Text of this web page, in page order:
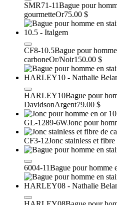
SMR71-11Bague pour
gourmetteOr75.00 $
CF8-10.5Bague pour
carboneOr/Noir150.00 $
HARLEY10Bague pour
DavidsonArgent79.00 $
GL-1289-6WJonc pour
CF3-12Jonc stainless et
6004-11Bague pour homme